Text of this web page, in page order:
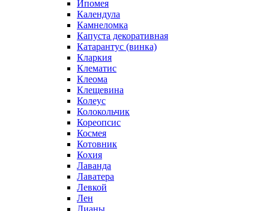
Ипомея
Календула
Камнеломка
Капуста декоративная
Катарантус (винка)
Кларкия
Клематис
Клеома
Клещевина
Колеус
Колокольчик
Кореопсис
Космея
Котовник
Кохия
Лаванда
Лаватера
Левкой
Лен
Лианы